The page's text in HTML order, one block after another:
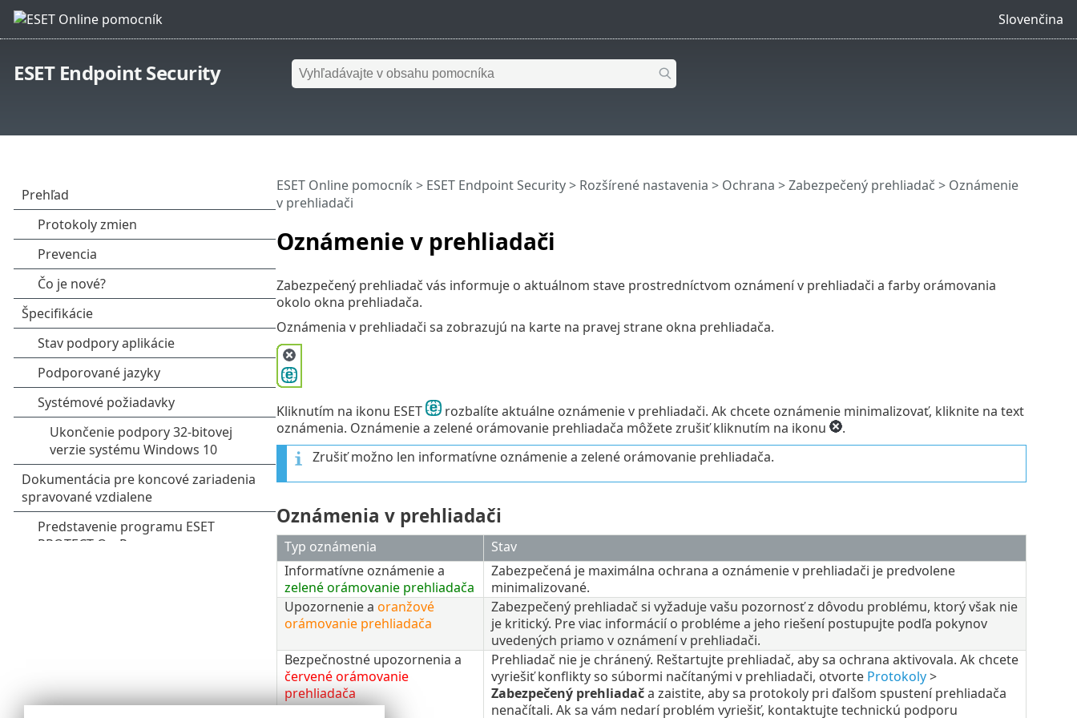
Slovenčina
ESET Endpoint Security
Oznámenie v prehliadači
ESET Online pomocník > ESET Endpoint Security> Rozšírené nastavenia > Ochrana >Zabezpečený prehliadač > Oznámenie
v prehliadači
Zabezpečený prehliadač vás informuje o aktuálnom stave prostredníctvom oznámení v prehliadači a farby orámovania
okolo okna prehliadača.
Oznámenia v prehliadači sa zobrazujú na karte na pravej strane okna prehliadača.
Kliknutím na ikonu ESET
rozbalíte aktuálne oznámenie v prehliadači. Ak chcete oznámenie minimalizovať, kliknite na text
oznámenia. Oznámenie a zelené orámovanie prehliadača môžete zrušiť kliknutím na ikonu
.
Zrušiť možno len informatívne oznámenie a zelené orámovanie prehliadača.
Oznámenia v prehliadači
Typ oznámenia
Stav
Informatívne oznámenie a
zelené orámovanie prehliadača
Zabezpečená je maximálna ochrana a oznámenie v prehliadači je predvolene
minimalizované.
Upozornenie a oranžové
orámovanie prehliadača
Zabezpečený prehliadač si vyžaduje vašu pozornosť z dôvodu problému, ktorý však nie
je kritický. Pre viac informácií o probléme a jeho riešení postupujte podľa pokynov
uvedených priamo v oznámení v prehliadači.
Bezpečnostné upozornenia a
červené orámovanie
prehliadača
Prehliadač nie je chránený. Reštartujte prehliadač, aby sa ochrana aktivovala. Ak chcete
vyriešiť konflikty so súbormi načítanými v prehliadači, otvorte Protokoly>
Zabezpečený prehliadača zaistite, aby sa protokoly pri ďalšom spustení prehliadača
nenačítali. Ak sa vám nedarí problém vyriešiť, kontaktujte technickú podporu